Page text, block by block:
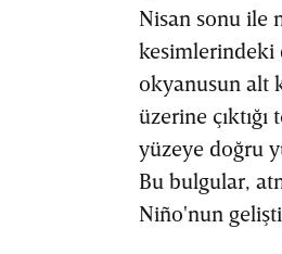
Nisan sonu ile
kesimlerindeki
okyanusun alt
üzerine
yüzeye doğru
Bu bulgular,
Niño'nun